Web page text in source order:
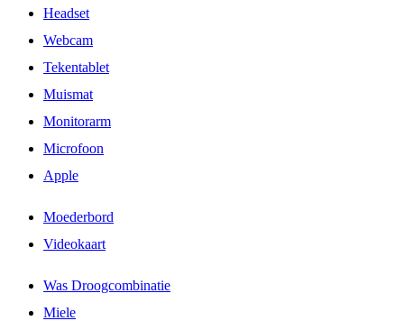
Headset
Webcam
Tekentablet
Muismat
Monitorarm
Microfoon
Apple
Moederbord
Videokaart
Was Droogcombinatie
Miele